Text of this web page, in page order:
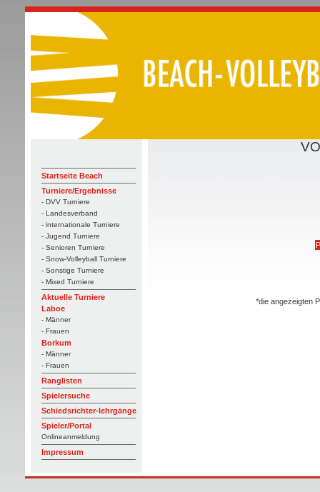
Startseite Beach
Turniere/Ergebnisse
- DVV Turniere
- Landesverband
- internationale Turniere
- Jugend Turniere
- Senioren Turniere
- Snow-Volleyball Turniere
- Sonstige Turniere
- Mixed Turniere
Aktuelle Turniere
Laboe
- Männer
- Frauen
Borkum
- Männer
- Frauen
Ranglisten
Spielersuche
Schiedsrichter-lehrgänge
Spieler/Portal
Onlineanmeldung
Impressum
*die angezeigten